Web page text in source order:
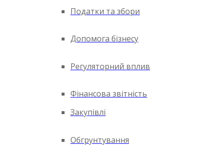
Податки та збори
Допомога бізнесу
Регуляторний вплив
Фінансова звітність
Закупівлі
Обгрунтування